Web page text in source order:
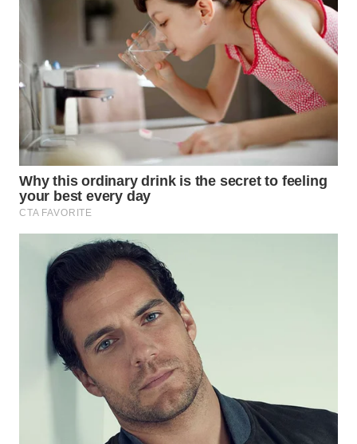
WN
SUMEDANG
WN
CIANJUR
WN
SERIBU
WN
TANGERANG
WN
BINJAI